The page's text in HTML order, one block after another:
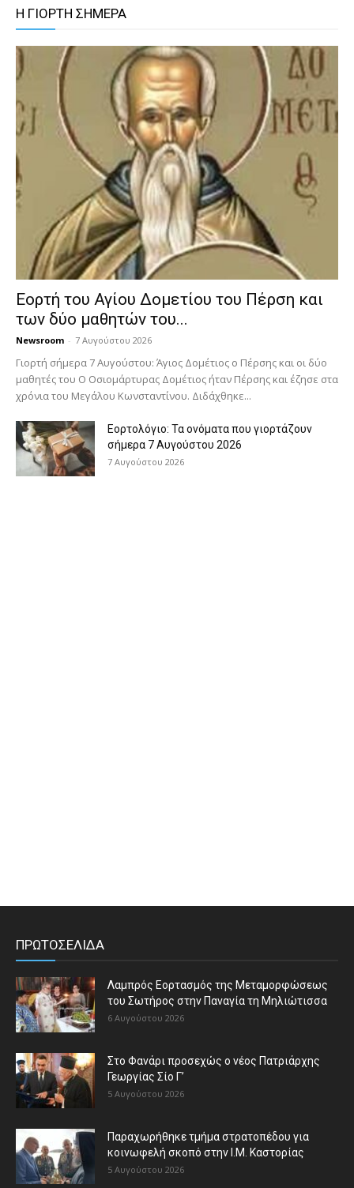
Η ΓΙΟΡΤΗ ΣΗΜΕΡΑ
Εορτή του Αγίου Δομετίου του Πέρση και
των δύο μαθητών του...
Newsroom - 7 Αυγούστου 2026
Γιορτή σήμερα 7 Αυγούστου: Άγιος Δομέτιος ο Πέρσης και οι δύο
μαθητές του Ο Oσιομάρτυρας Δομέτιος ήταν Πέρσης και έζησε στα
χρόνια του Μεγάλου Κωνσταντίνου. Διδάχθηκε...
Εορτολόγιο: Τα ονόματα που γιορτάζουν
σήμερα 7 Αυγούστου 2026
7 Αυγούστου 2026
ΠΡΩΤΟΣΕΛΙΔΑ
Λαμπρός Εορτασμός της Μεταμορφώσεως
του Σωτήρος στην Παναγία τη Μηλιώτισσα
6 Αυγούστου 2026
Στο Φανάρι προσεχώς ο νέος Πατριάρχης
Γεωργίας Σίο Γ’
5 Αυγούστου 2026
Παραχωρήθηκε τμήμα στρατοπέδου για
κοινωφελή σκοπό στην Ι.Μ. Καστορίας
5 Αυγούστου 2026